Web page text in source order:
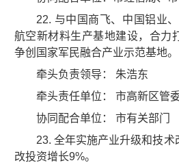
22. 与中国商飞、中国铝业
航空新材料生产基地建设，合力
争创国家军民融合产业示范基地。
牵头负责领导： 朱浩东
牵头责任单位： 市高新区管
协同配合单位： 市有关部门
23. 全年实施产业升级和技
改投资增长9%。